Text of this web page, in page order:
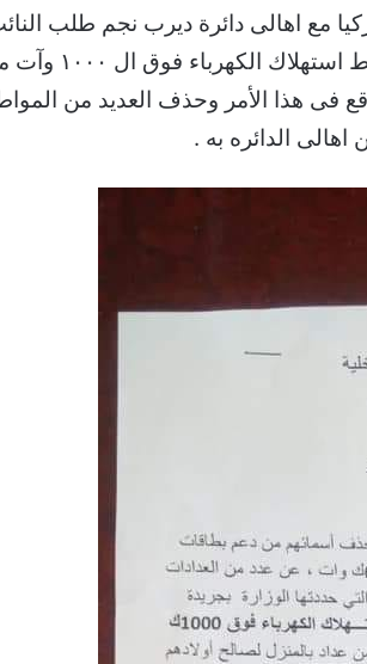
مع اهالى دائرة ديرب نجم طلب
عبدالباقى تركيا وزير التموين بإستثناء شرط استهلاك
فى هذا الأمر وحذف العديد من
الدائره به .